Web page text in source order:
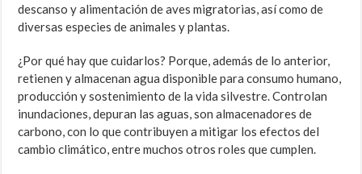
descanso y alimentación de aves migratorias, así como de
diversas especies de animales y plantas.
¿Por qué hay que cuidarlos? Porque, además de lo anterior,
retienen y almacenan agua disponible para consumo humano,
producción y sostenimiento de la vida silvestre. Controlan
inundaciones, depuran las aguas, son almacenadores de
carbono, con lo que contribuyen a mitigar los efectos del
cambio climático, entre muchos otros roles que cumplen.